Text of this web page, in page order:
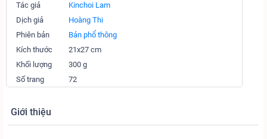
Tác giả
Kinchoi Lam
Dịch giả
Hoàng Thi
Phiên bản
Bản phổ thông
Kích thước
21x27 cm
Khối lượng
300 g
Số trang
72
Giới thiệu